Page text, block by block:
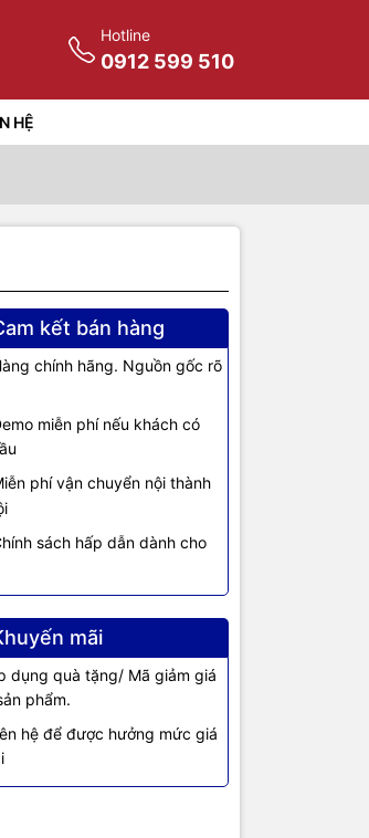
Hotline
0912 599 510
HỆ
kết bán hàng
chính hãng. Nguồn gốc rõ
miễn phí nếu khách có
phí vận chuyển nội thành
sách hấp dẫn dành cho
mãi
dụng quà tặng/ Mã giảm giá
phẩm.
hệ để được hưởng mức giá